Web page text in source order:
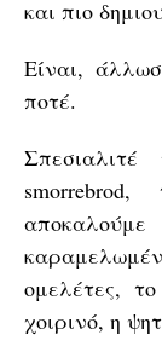
και πιο
Είναι,
ποτέ.
ομελέτες,
χοιρινό, η